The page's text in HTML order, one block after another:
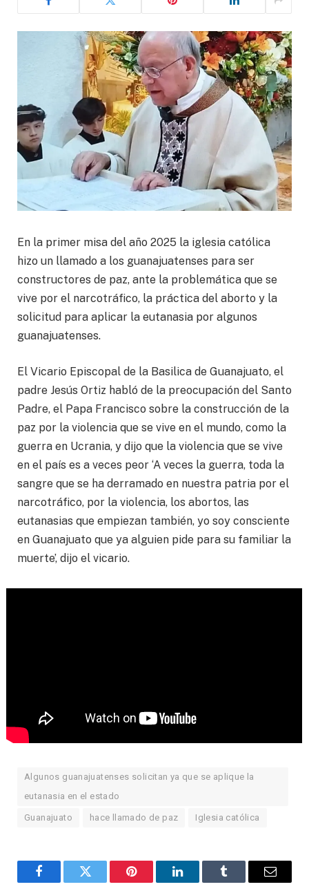
En la primer misa del año 2025 la iglesia católica
hizo un llamado a los guanajuatenses para ser
constructores de paz, ante la problemática que se
vive por el narcotráfico, la práctica del aborto y la
solicitud para aplicar la eutanasia por algunos
guanajuatenses.
El Vicario Episcopal de la Basilica de Guanajuato, el
padre Jesús Ortiz habló de la preocupación del Santo
Padre, el Papa Francisco sobre la construcción de la
paz por la violencia que se vive en el mundo, como la
guerra en Ucrania, y dijo que la violencia que se vive
en el país es a veces peor ‘A veces la guerra, toda la
sangre que se ha derramado en nuestra patria por el
narcotráfico, por la violencia, los abortos, las
eutanasias que empiezan también, yo soy consciente
en Guanajuato que ya alguien pide para su familiar la
muerte’, dijo el vicario.
Algunos guanajuatenses solicitan ya que se aplique la
eutanasia en el estado
Guanajuato hace llamado de paz Iglesia católica
FacebookTwitter Pinterest LinkedInTumblr Email